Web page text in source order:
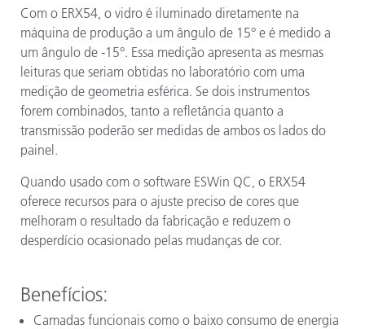
Com o ERX54, o vidro é iluminado diretamente na
máquina de produção a um ângulo de 15° e é medido a
um ângulo de -15°. Essa medição apresenta as mesmas
leituras que seriam obtidas no laboratório com uma
medição de geometria esférica. Se dois instrumentos
forem combinados, tanto a refletância quanto a
transmissão poderão ser medidas de ambos os lados do
painel.
Quando usado com o software ESWin QC, o ERX54
oferece recursos para o ajuste preciso de cores que
melhoram o resultado da fabricação e reduzem o
desperdício ocasionado pelas mudanças de cor.
Benefícios:
Camadas funcionais como o baixo consumo de energia